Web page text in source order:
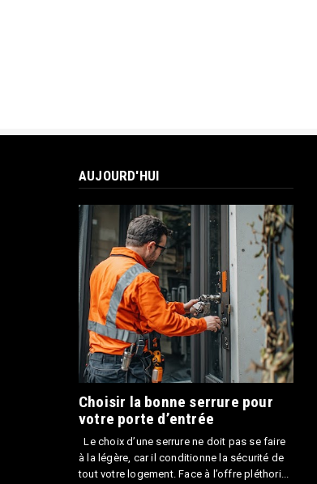
AUJOURD'HUI
Choisir la bonne serrure pour
votre porte d’entrée
Le choix d’une serrure ne doit pas se faire
à la légère, car il conditionne la sécurité de
tout votre logement. Face à l’offre pléthori...